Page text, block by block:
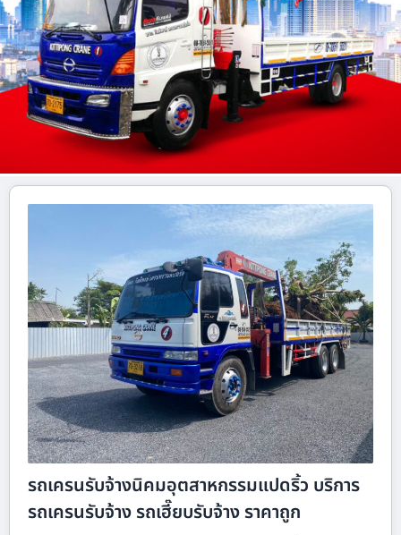
รถเครนรับจ้างนิคมอุตสาหกรรมแปดริ้ว บริการ
รถเครนรับจ้าง รถเฮี๊ยบรับจ้าง ราคาถูก